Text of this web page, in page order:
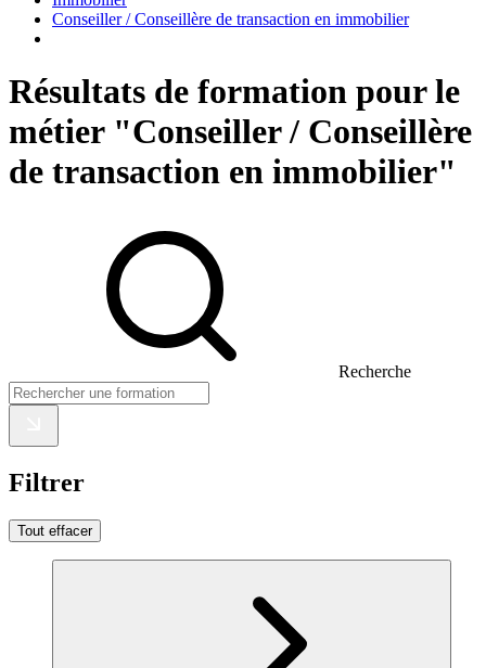
Conseiller / Conseillère de transaction en immobilier
Résultats de formation pour le
métier "Conseiller / Conseillère
de transaction en immobilier"
Recherche
Filtrer
Tout effacer